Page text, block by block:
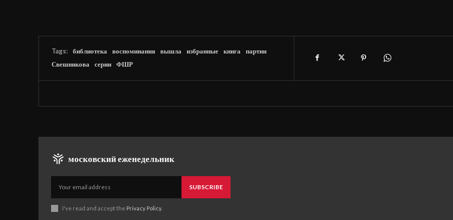
Tags: библиотека воспоминания вышла избранные книга
партии
Свешникова
серии ФШР
московский еженедельник
SUBSCRIBE
I've read and accept the Privacy Policy.